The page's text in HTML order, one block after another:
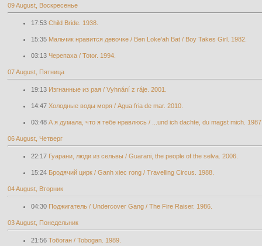
09 August, Воскресенье
17:53 Child Bride. 1938.
15:35 Мальчик нравится девочке / Ben Loke'ah Bat / Boy Takes Girl. 1982.
03:13 Черепаха / Totor. 1994.
07 August, Пятница
19:13 Изгнанные из рая / Vyhnání z ráje. 2001.
14:47 Холодные воды моря / Agua fria de mar. 2010.
03:48 А я думала, что я тебе нравлюсь / ...und ich dachte, du magst mich.
06 August, Четверг
22:17 Гуарани, люди из сельвы / Guarani, the people of the selva. 2006.
15:24 Бродячий цирк / Ganh xiec rong / Travelling Circus. 1988.
04 August, Вторник
04:30 Поджигатель / Undercover Gang / The Fire Raiser. 1986.
03 August, Понедельник
21:56 Тобоган / Tobogan. 1989.